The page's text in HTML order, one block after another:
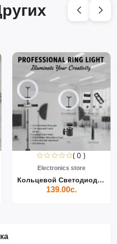
( 0 )
Electronics store
Кольцевой Светодиодный Св...
139.00с.